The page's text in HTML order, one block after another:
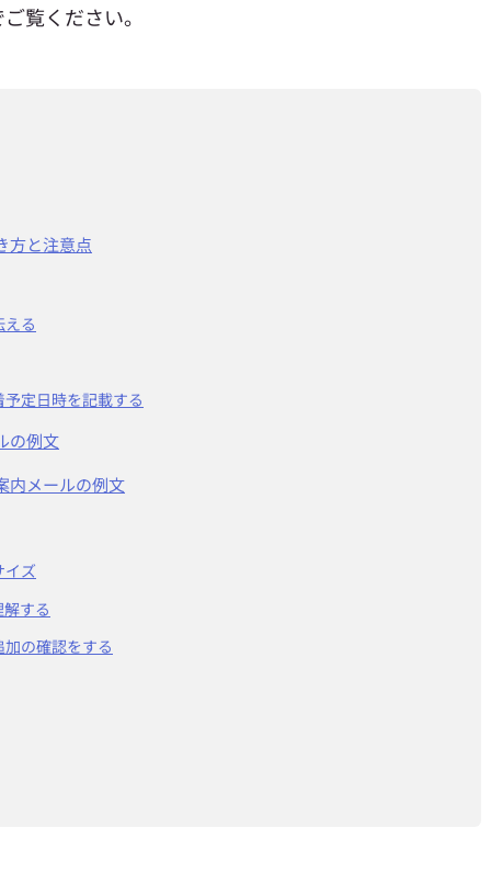
覧ください。
方と注意点
る
定日時を記載する
の例文
内メールの例文
ズ
する
の確認をする